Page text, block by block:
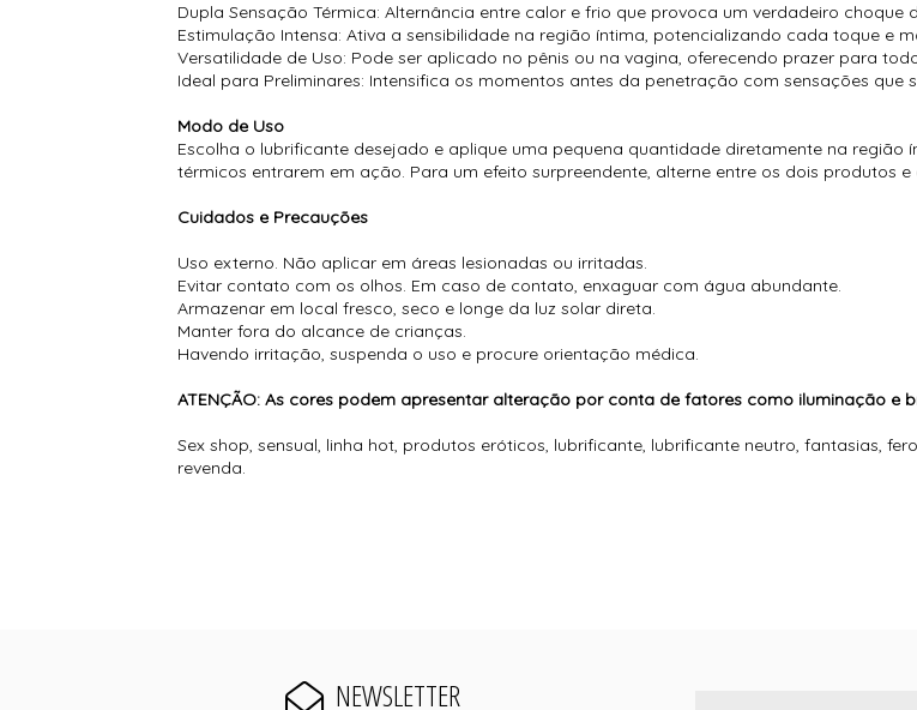
Dupla Sensação Térmica: Alternância entre calor e frio que provoca um verdadeiro choque
Estimulação Intensa: Ativa a sensibilidade na região íntima, potencializando cada toque e
Versatilidade de Uso: Pode ser aplicado no pênis ou na vagina, oferecendo prazer para
Ideal para Preliminares: Intensifica os momentos antes da penetração com sensações que
Modo de Uso
Escolha o lubrificante desejado e aplique uma pequena quantidade diretamente na região
térmicos entrarem em ação. Para um efeito surpreendente, alterne entre os dois produtos
Cuidados e Precauções
Uso externo. Não aplicar em áreas lesionadas ou irritadas.
Evitar contato com os olhos. Em caso de contato, enxaguar com água abundante.
Armazenar em local fresco, seco e longe da luz solar direta.
Manter fora do alcance de crianças.
Havendo irritação, suspenda o uso e procure orientação médica.
ATENÇÃO: As cores podem apresentar alteração por conta de fatores como iluminação e
Sex shop, sensual, linha hot, produtos eróticos, lubrificante, lubrificante neutro, fantasias,
revenda.
NEWSLETTER